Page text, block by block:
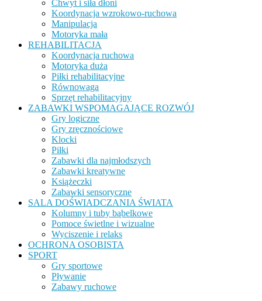
Chwyt i siła dłoni
Koordynacja wzrokowo-ruchowa
Manipulacja
Motoryka mała
REHABILITACJA
Koordynacja ruchowa
Motoryka duża
Piłki rehabilitacyjne
Równowaga
Sprzęt rehabilitacyjny
ZABAWKI WSPOMAGAJĄCE ROZWÓJ
Gry logiczne
Gry zręcznościowe
Klocki
Piłki
Zabawki dla najmłodszych
Zabawki kreatywne
Książeczki
Zabawki sensoryczne
SALA DOŚWIADCZANIA ŚWIATA
Kolumny i tuby bąbelkowe
Pomoce świetlne i wizualne
Wyciszenie i relaks
OCHRONA OSOBISTA
SPORT
Gry sportowe
Pływanie
Zabawy ruchowe